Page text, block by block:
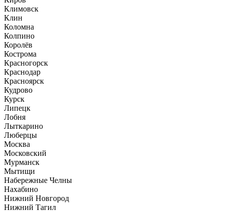
Климовск
Клин
Коломна
Колпино
Королёв
Кострома
Красногорск
Краснодар
Красноярск
Кудрово
Курск
Липецк
Лобня
Лыткарино
Люберцы
Москва
Московский
Мурманск
Мытищи
Набережные Челны
Нахабино
Нижний Новгород
Нижний Тагил